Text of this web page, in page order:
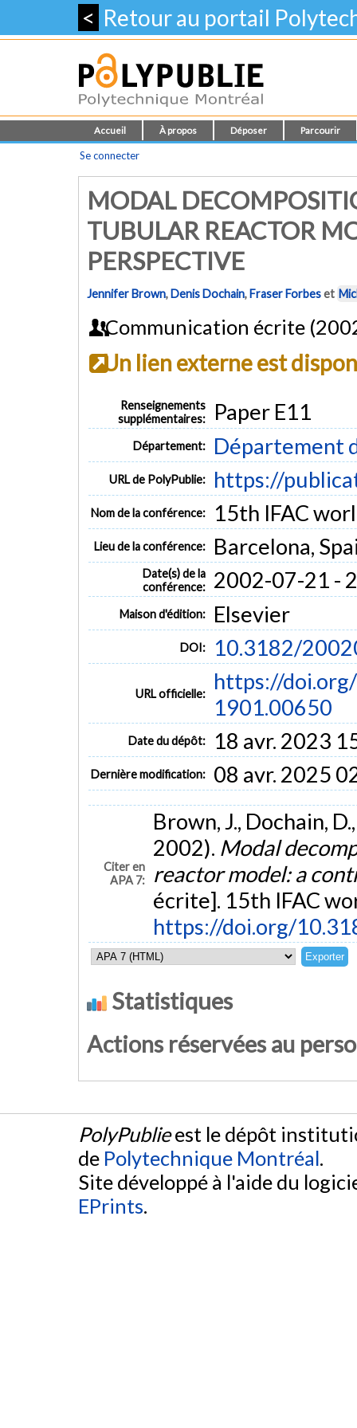
< Retour au portail
Accueil À propos Déposer Parcourir
Se connecter
MODAL
TUBULAR REACTOR
PERSPECTIVE
Jennifer Brown,Denis Dochain,Fraser Forbeset
Communication écrite
Un lien externe est
Renseignements
supplémentaires:
Paper E11
Département: Département
URL de PolyPublie: https://
Nom de la conférence: 15th IFAC
Lieu de la conférence: Barcelona,
Date(s) de la
conférence:
2002-07-21 -
Maison d'édition: Elsevier
DOI: 10.3182/
URL officielle:
https://
1901.00650
Date du dépôt: 18 avr. 2023
Dernière modification: 08 avr. 2025
Citer en
APA 7:
Brown, J., Dochain,
2002). Modal
reactor model: a
écrite]. 15th IFAC
https://doi.org/
Statistiques
Actions réservées au
PolyPublieest le dépôt
de Polytechnique Montréal.
Site développé à l'aide du
EPrints.